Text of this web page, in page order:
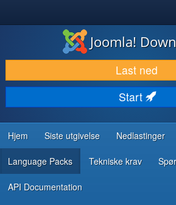
LAST NED & UTVID
OPPDAG & LÆR
SAMFUNN & BRUKERSTØTTE
UTVIKLINGSRESSURSER
Joomla!
Last ned
Start
Hjem Siste utgivelse Nedlastinger
Language Packs Tekniske krav
API Documentation